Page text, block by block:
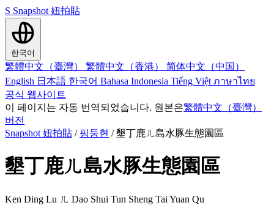
S Snapshot 妞拍貼
한국어
繁體中文（臺灣） 繁體中文（香港） 简体中文（中国）
English 日本語 한국어 Bahasa Indonesia Tiếng Việt ภาษาไทย
공식 웹사이트
이 페이지는 자동 번역되었습니다. 원본은繁體中文（臺灣）
버전
Snapshot 妞拍貼 / 핑둥현 / 墾丁鹿ㄦ島水豚生態園區
墾丁鹿ㄦ島水豚生態園區
Ken Ding Lu ㄦ Dao Shui Tun Sheng Tai Yuan Qu